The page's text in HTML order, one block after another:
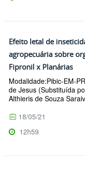
Efeito letal de
agropecuária sobre
Fipronil x Planárias
Modalidade:Pibic-EM-
de Jesus (Substituída
Althieris de Souza
18/05/21
12h59